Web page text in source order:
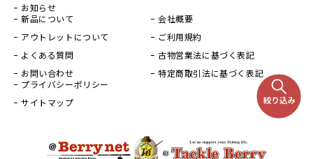
お知らせ
新品について
アウトレットについて
よくある質問
お問い合わせ
会社概要
ご利用規約
古物営業法に基づく表記
特定商取引法に基づく表記
プライバシーポリシー
サイトマップ